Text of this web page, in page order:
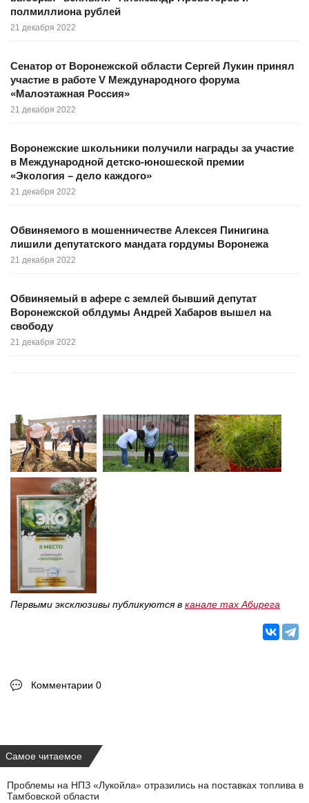
полмиллиона рублей
21 декабря 2022
Сенатор от Воронежской области Сергей Лукин принял
участие в работе V Международного форума
«Малоэтажная Россия»
21 декабря 2022
Воронежские школьники получили награды за участие
в Международной детско-юношеской премии
«Экология – дело каждого»
21 декабря 2022
Обвиняемого в мошенничестве Алексея Пинигина
лишили депутатского мандата гордумы Воронежа
21 декабря 2022
Обвиняемый в афере с землей бывший депутат
Воронежской облдумы Андрей Хабаров вышел на
свободу
21 декабря 2022
Первыми эксклюзивы публикуются в канале max Абирега
Комментарии 0
Самое читаемое
Проблемы на НПЗ «Лукойла» отразились на поставках топлива в
Тамбовской области